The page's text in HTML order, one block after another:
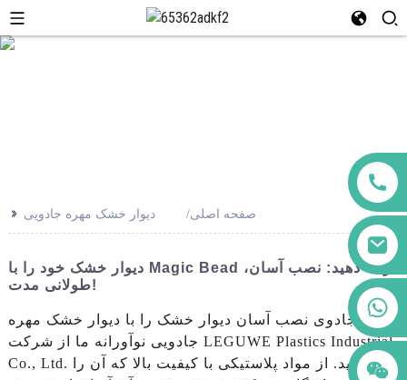
>> صفحه اصلی دیوار خشک مهره جادویی
دیوار خشک خود را با Magic Bead ارتقا دهید: نصب آسان،
طولانی مدت!
جادوی نصب آسان دیوار خشک را با دیوار خشک مهره
جادویی نوآورانه ما از شرکت LEGUWE Plastics Industrial
Co., Ltd. باز کنید. از مواد پلاستیکی با کیفیت بالا که آن را